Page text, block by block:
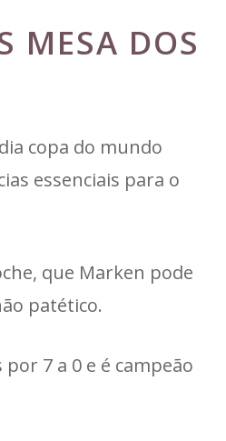
MESA DOS
copa do mundo
essenciais para o
que Marken pode
patético.
7 a 0 e é campeão